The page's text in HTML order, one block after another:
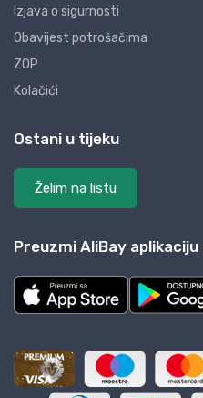
Izjava o sigurnosti
Obavijest potrošačima
ZOP
Kolačići
Ostani u tijeku
Želim na listu
Preuzmi AliBay aplikaciju